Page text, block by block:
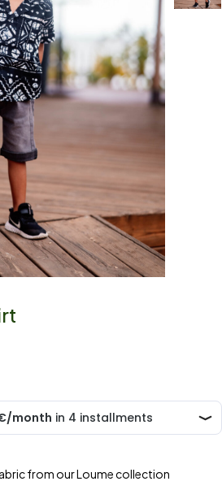
from our Loume collection